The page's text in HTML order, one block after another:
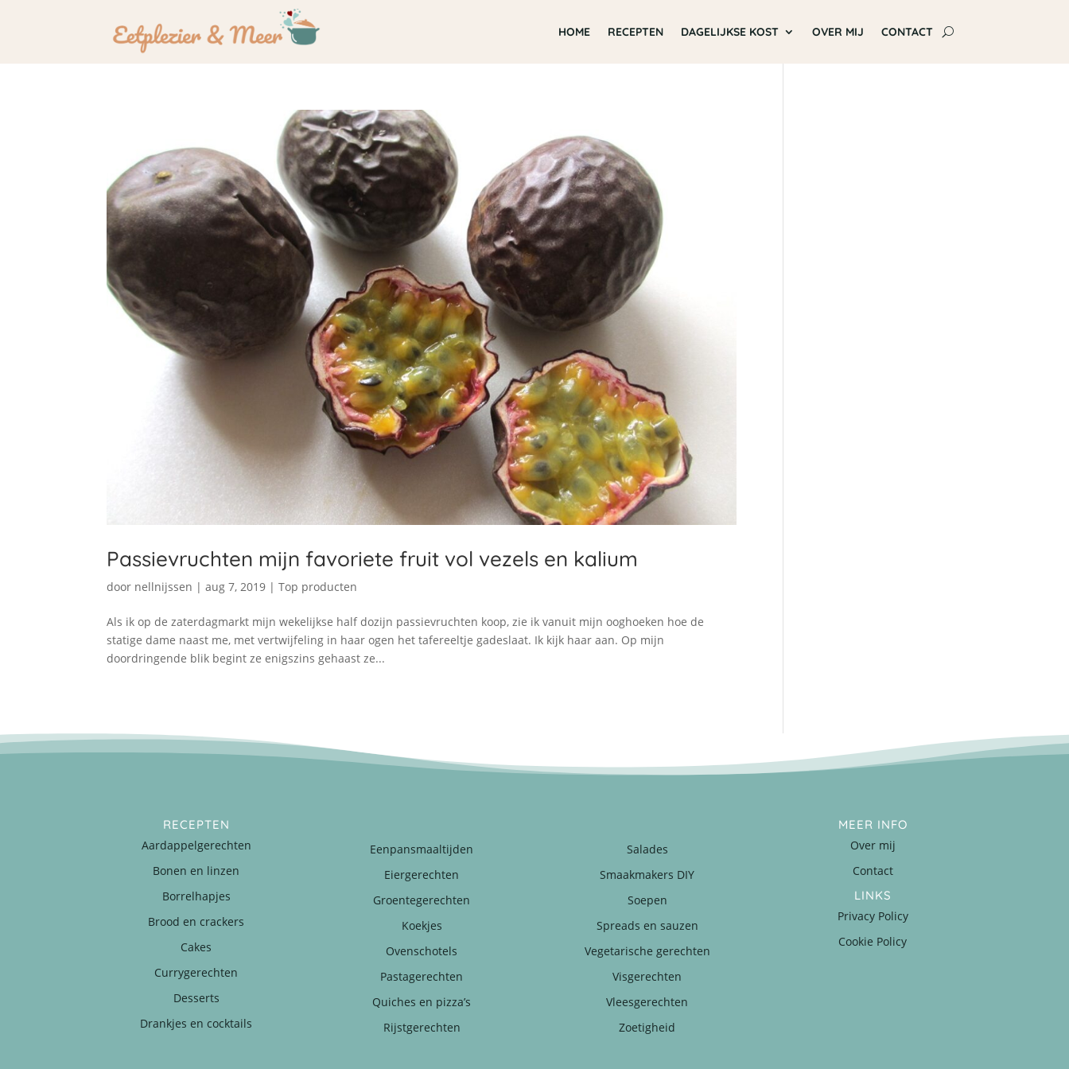
HOME RECEPTEN DAGELIJKSE KOST OVER MIJ CONTACT
Passievruchten mijn favoriete fruit vol vezels en kalium
door nellnijssen |aug 7, 2019 |Top producten
Als ik op de zaterdagmarkt mijn wekelijkse half dozijn passievruchten koop, zie ik vanuit mijn ooghoeken hoe de
statige dame naast me, met vertwijfeling in haar ogen het tafereeltje gadeslaat. Ik kijk haar aan. Op mijn
doordringende blik begint ze enigszins gehaast ze...
RECEPTEN
Aardappelgerechten
Bonen en linzen
Borrelhapjes
Brood en crackers
Cakes
Currygerechten
Desserts
Drankjes en cocktails
Eenpansmaaltijden
Eiergerechten
Groentegerechten
Koekjes
Ovenschotels
Pastagerechten
Quiches en pizza’s
Rijstgerechten
Salades
Smaakmakers DIY
Soepen
Spreads en sauzen
Vegetarische gerechten
Visgerechten
Vleesgerechten
Zoetigheid
MEER INFO
Over mij
Contact
LINKS
Privacy Policy
Cookie Policy